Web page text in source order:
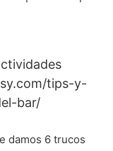
tips-y-
bar/
damos 6 trucos